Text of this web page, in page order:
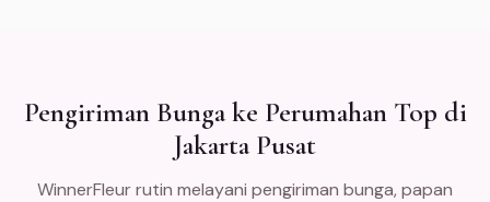
Pengiriman Bunga ke Perumahan Top di
Jakarta Pusat
WinnerFleur rutin melayani pengiriman bunga, papan